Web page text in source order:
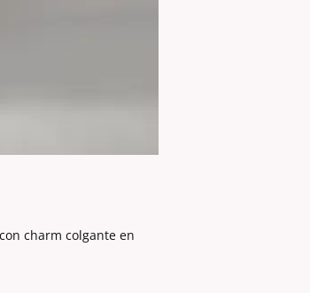
charm colgante en